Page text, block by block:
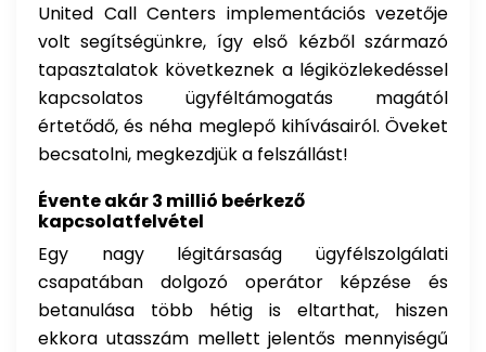
United Call Centers implementációs vezetője
volt segítségünkre, így első kézből származó
tapasztalatok következnek a légiközlekedéssel
kapcsolatos ügyféltámogatás magától
értetődő, és néha meglepő kihívásairól. Öveket
becsatolni, megkezdjük a felszállást!
Évente akár 3 millió beérkező
kapcsolatfelvétel
Egy nagy légitársaság ügyfélszolgálati
csapatában dolgozó operátor képzése és
betanulása több hétig is eltarthat, hiszen
ekkora utasszám mellett jelentős mennyiségű